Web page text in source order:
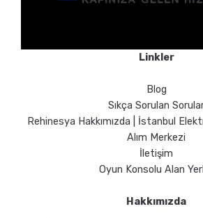
Linkler
Blog
Sıkça Sorulan
Rehinesya Hakkımızda | İstanbul
Alım Merkezi
İletişim
Oyun Konsolu Alan
Hakkımızda